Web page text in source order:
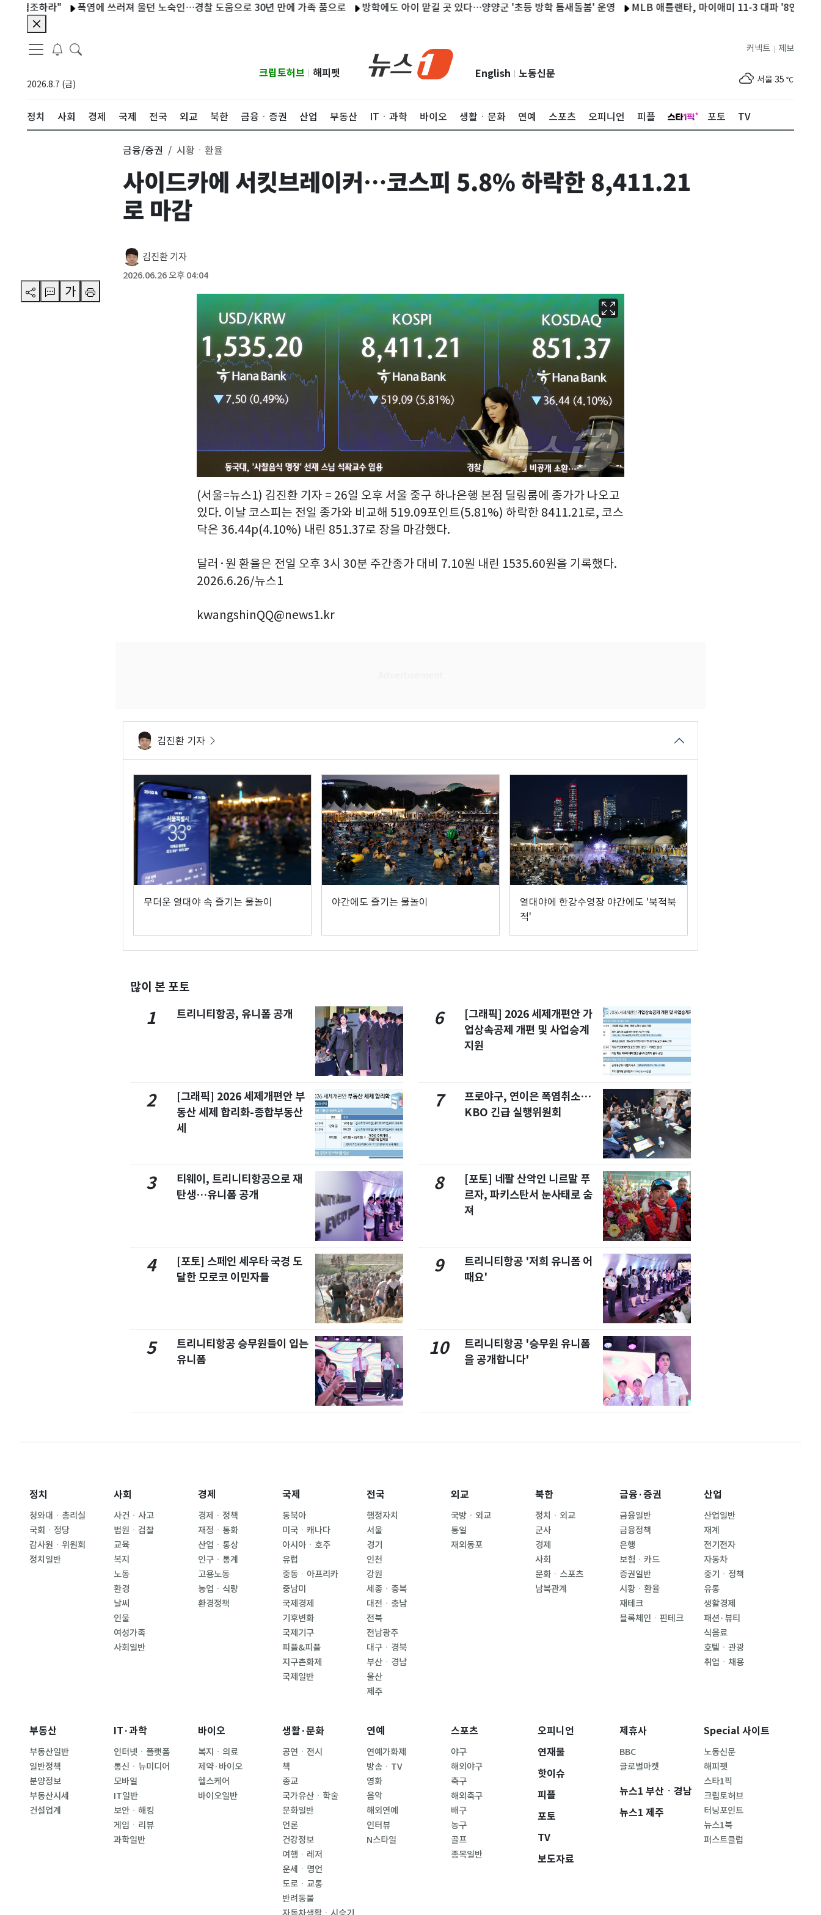
조하라" 폭염에 쓰러져 울던 노숙인…경찰 도움으로 30년 만에 가족 품으로 방학에도 아이 맡길 곳 있다…양양군 '초등 방학 틈새돌봄' 운영 MLB 애틀랜타, 마이애미 11-3 대파 '8연승'…김하
2026.8.7 (금)
크립토허브 해피펫 English 노동신문
제보
커넥트
서울 35 ℃
정치 사회 경제 국제 전국 외교 북한 금융ㆍ증권 산업 부동산 ITㆍ과학 바이오 생활ㆍ문화 연예 스포츠 오피니언 피플 포토 TV
가
금융/증권 시황ㆍ환율
사이드카에 서킷브레이커…코스피 5.8% 하락한 8,411.21
로 마감
김진환 기자
2026.06.26 오후 04:04
(서울=뉴스1) 김진환 기자 = 26일 오후 서울 중구 하나은행 본점 딜링룸에 종가가 나오고
있다. 이날 코스피는 전일 종가와 비교해 519.09포인트(5.81%) 하락한 8411.21로, 코스
닥은 36.44p(4.10%) 내린 851.37로 장을 마감했다.
달러·원 환율은 전일 오후 3시 30분 주간종가 대비 7.10원 내린 1535.60원을 기록했다.
2026.6.26/뉴스1
kwangshinQQ@news1.kr
김진환 기자
무더운 열대야 속 즐기는 물놀이 야간에도 즐기는 물놀이
열대야에 한강수영장 야간에도 '북적북
적'
많이 본 포토
1 트리니티항공, 유니폼 공개
2
[그래픽] 2026 세제개편안 부
동산 세제 합리화-종합부동산
세
3
티웨이, 트리니티항공으로 재
탄생…유니폼 공개
4
[포토] 스페인 세우타 국경 도
달한 모로코 이민자들
5
트리니티항공 승무원들이 입는
유니폼
6
[그래픽] 2026 세제개편안 가
업상속공제 개편 및 사업승계
지원
7
프로야구, 연이은 폭염취소…
KBO 긴급 실행위원회
8
[포토] 네팔 산악인 니르말 푸
르자, 파키스탄서 눈사태로 숨
져
9
트리니티항공 '저희 유니폼 어
때요'
10
트리니티항공 '승무원 유니폼
을 공개합니다'
정치
청와대ㆍ총리실
국회ㆍ정당
감사원ㆍ위원회
정치일반
사회
사건ㆍ사고
법원ㆍ검찰
교육
복지
노동
환경
날씨
인물
여성가족
사회일반
경제
경제ㆍ정책
재정ㆍ통화
산업ㆍ통상
인구ㆍ통계
고용노동
농업ㆍ식량
환경정책
국제
동북아
미국ㆍ캐나다
아시아ㆍ호주
유럽
중동ㆍ아프리카
중남미
국제경제
기후변화
국제기구
피플&피플
지구촌화제
국제일반
전국
행정자치
서울
경기
인천
강원
세종ㆍ충북
대전ㆍ충남
전북
전남광주
대구ㆍ경북
부산ㆍ경남
울산
제주
외교
국방ㆍ외교
통일
재외동포
북한
정치ㆍ외교
군사
경제
사회
문화ㆍ스포츠
남북관계
금융·증권
금융일반
금융정책
은행
보험ㆍ카드
증권일반
시황ㆍ환율
재테크
블록체인ㆍ핀테크
산업
산업일반
재계
전기전자
자동차
중기ㆍ정책
유통
생활경제
패션·뷰티
식음료
호텔ㆍ관광
취업ㆍ채용
부동산
부동산일반
일반정책
분양정보
부동산시세
건설업계
IT·과학
인터넷ㆍ플랫폼
통신ㆍ뉴미디어
모바일
IT일반
보안ㆍ해킹
게임ㆍ리뷰
과학일반
바이오
복지ㆍ의료
제약·바이오
헬스케어
바이오일반
생활·문화
공연ㆍ전시
책
종교
국가유산ㆍ학술
문화일반
언론
건강정보
여행ㆍ레저
운세ㆍ명언
도로ㆍ교통
반려동물
연예
연예가화제
방송ㆍTV
영화
음악
해외연예
인터뷰
N스타일
스포츠
야구
해외야구
축구
해외축구
배구
농구
골프
종목일반
오피니언
연재물
핫이슈
피플
포토
TV
보도자료
제휴사
BBC
글로벌마켓
뉴스1 부산ㆍ경남
뉴스1 제주
Special 사이트
노동신문
해피펫
스타1픽
크립토허브
터닝포인트
뉴스1북
퍼스트클럽